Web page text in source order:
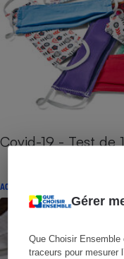
Gérer
Que Choisir
traceurs pour mesurer
Covid-19 - Test de
ACTUALITÉ